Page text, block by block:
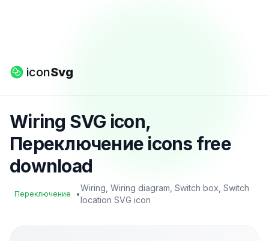
iconSvg
Wiring SVG icon,
Переключение icons free
download
Переключение •
Wiring, Wiring diagram, Switch box, Switch
location SVG icon